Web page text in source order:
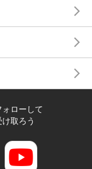
ローして
取ろう